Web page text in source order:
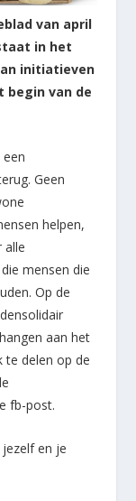
van april
in het
initiatieven
begin van de
Geen
helpen,
alle
mensen die
Op de
aan het
te delen op de
fb-post.
en je